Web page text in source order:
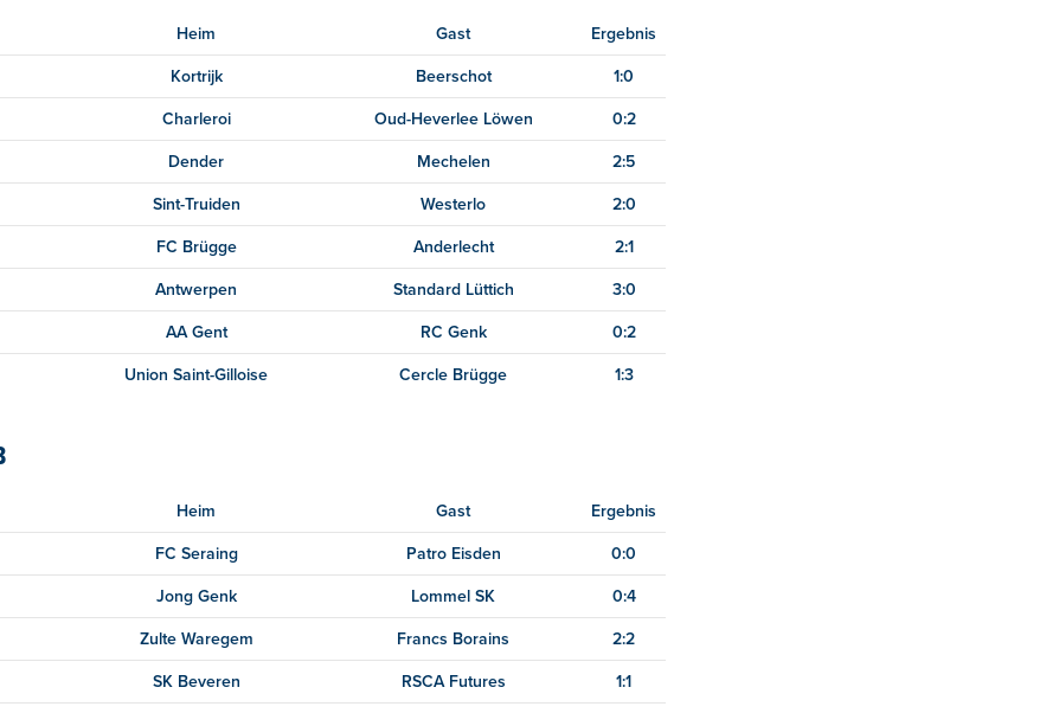
Heim Gast Ergebnis
Kortrijk Beerschot 1:0
Charleroi Oud-Heverlee Löwen 0:2
Dender Mechelen 2:5
Sint-Truiden Westerlo 2:0
FC Brügge Anderlecht 2:1
Antwerpen Standard Lüttich 3:0
AA Gent RC Genk 0:2
Union Saint-Gilloise Cercle Brügge 1:3
Heim Gast Ergebnis
FC Seraing Patro Eisden 0:0
Jong Genk Lommel SK 0:4
Zulte Waregem Francs Borains 2:2
SK Beveren RSCA Futures 1:1